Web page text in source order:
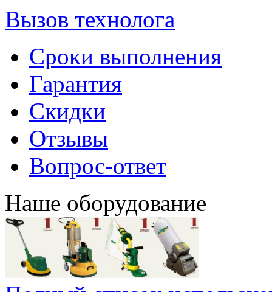
Вызов технолога
Сроки выполнения
Гарантия
Скидки
Отзывы
Вопрос-ответ
Наше оборудование